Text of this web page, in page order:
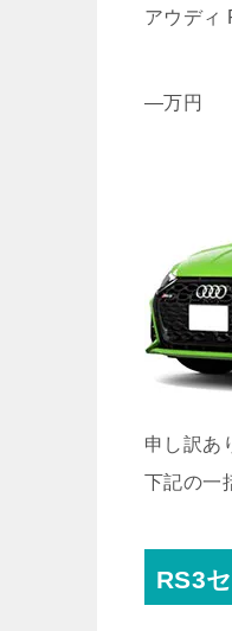
アウディ
—万円
申し訳あ
下記の一
RS3